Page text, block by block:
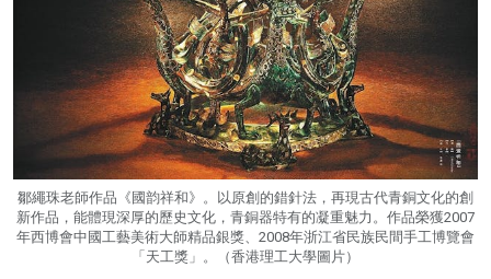
鄒繩珠老師作品《國韵祥和》。以原創的錯針法，再現古代青銅文化的創
新作品，能體現深厚的歷史文化，青銅器特有的凝重魅力。作品榮獲2007
年西博會中國工藝美術大師精品銀獎、2008年浙江省民族民間手工博覽會
「天工獎」。（香港理工大學圖片）